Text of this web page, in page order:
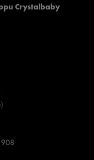
Crystalbaby